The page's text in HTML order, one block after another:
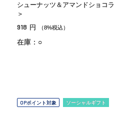
シューナッツ＆アマンドショコラ
＞
918 円 （8%税込）
在庫：○
OPポイント対象 ソーシャルギフト